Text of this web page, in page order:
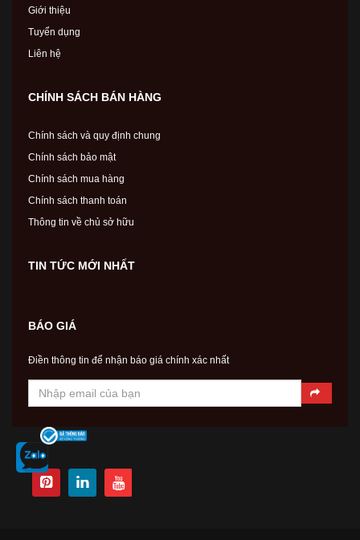
Giới thiệu
Tuyển dụng
Liên hệ
CHÍNH SÁCH BÁN HÀNG
Chính sách và quy định chung
Chính sách bảo mật
Chính sách mua hàng
Chính sách thanh toán
Thông tin về chủ sở hữu
TIN TỨC MỚI NHẤT
BÁO GIÁ
Điền thông tin để nhận báo giá chính xác nhất